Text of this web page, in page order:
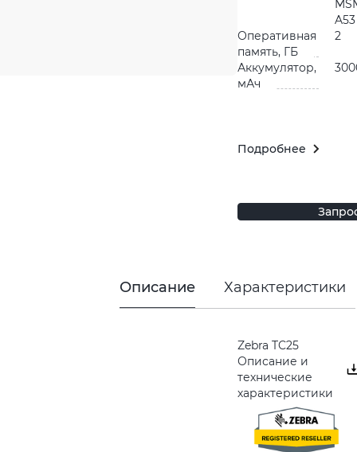
A53
Оперативная
память, ГБ
2
Аккумулятор,
мАч
Подробнее
Описание Характеристики
Zebra TC25
Описание и
технические
характеристики